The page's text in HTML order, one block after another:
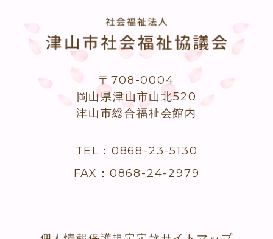
〒708-0004
岡山県津山市山北520
津山市総合福祉会館内
TEL：0868-23-5130
FAX：0868-24-2979